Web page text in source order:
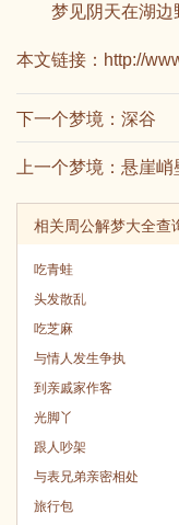
梦见阴天在湖边野
本文链接： http://
下一个梦境： 深谷
上一个梦境： 悬崖峭
相关周公解梦大全查
吃青蛙
头发散乱
吃芝麻
与情人发生争执
到亲戚家作客
光脚丫
跟人吵架
与表兄弟亲密相处
旅行包